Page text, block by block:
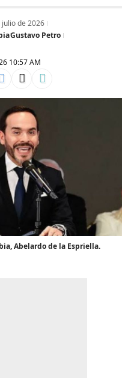
10:57 AM
julio de 2026
Gustavo Petro
Abelardo de la Espriella.